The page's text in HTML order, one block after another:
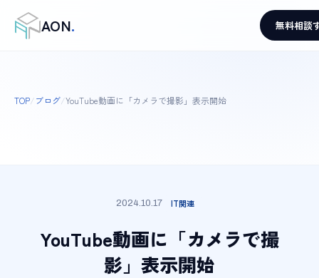
AON. 無料相談
TOP/ブログ/YouTube動画に「カメラで撮影」表示開始
2024.10.17 IT関連
YouTube動画に「カメラで撮
影」表示開始